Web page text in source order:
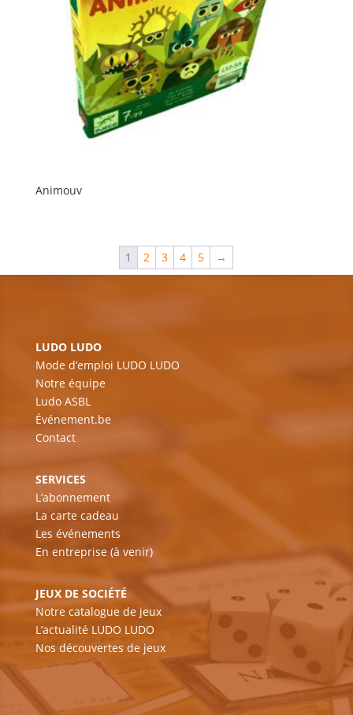
Animouv
1 2 3 4 5 →
LUDO LUDO
Mode d’emploi LUDO LUDO
Notre équipe
Ludo ASBL
Événement.be
Contact
SERVICES
L’abonnement
La carte cadeau
Les événements
En entreprise (à venir)
JEUX DE SOCIÉTÉ
Notre catalogue de jeux
L’actualité LUDO LUDO
Nos découvertes de jeux